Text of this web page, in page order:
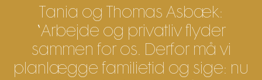
Tania og Thomas Asbæk:
“Arbejde og privatliv flyder
sammen for os. Derfor må vi
planlægge familietid og sige: nu